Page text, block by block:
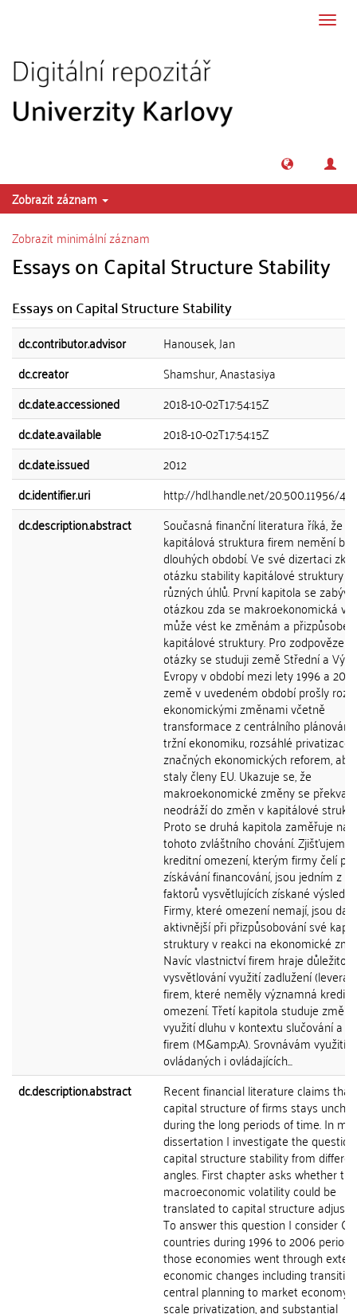
Zobrazit záznam
Zobrazit minimální záznam
Essays on Capital Structure Stability
Essays on Capital Structure Stability
dc.contributor.advisor
Hanousek, Jan
dc.creator
Shamshur, Anastasiya
dc.date.accessioned
2018-10-02T17:54:15Z
dc.date.available
2018-10-02T17:54:15Z
dc.date.issued
2012
dc.identifier.uri
http://hdl.handle.net/20.500.11956/
dc.description.abstract
Současná finanční literatura říká, že se
kapitálová struktura firem nemění
dlouhých období. Ve své dizertaci
otázku stability kapitálové struktury z
různých úhlů. První kapitola se zabývá
otázkou zda se makroekonomická
může vést ke změnám a přizpůsobení
kapitálové struktury. Pro
otázky se studuji země Střední a
Evropy v období mezi lety 1996 a
země v uvedeném období prošly
ekonomickými změnami včetně
transformace z centrálního plánování
tržní ekonomiku, rozsáhlé privatizace
značných ekonomických reforem,
staly členy EU. Ukazuje se, že
makroekonomické změny se
neodráží do změn v kapitálové
Proto se druhá kapitola zaměřuje na
tohoto zvláštního chování. Zjišťujeme,
kreditní omezení, kterým firmy čelí při
získávání financování, jsou jedním z
faktorů vysvětlujících získané výsledky.
Firmy, které omezení nemají, jsou
aktivnější při přizpůsobování své
struktury v reakci na ekonomické
Navíc vlastnictví firem hraje
vysvětlování využití zadlužení
firem, které neměly významná kreditní
omezení. Třetí kapitola studuje
využití dluhu v kontextu slučování a
firem (M&amp;A). Srovnávám využití
ovládaných i ovládajících...
dc.description.abstract
Recent financial literature claims that
capital structure of firms stays
during the long periods of time. In my
dissertation I investigate the
capital structure stability from
angles. First chapter asks whether the
macroeconomic volatility could be
translated to capital structure
To answer this question I consider
countries during 1996 to 2006 period
those economies went through
economic changes including
central planning to market economy,
scale privatization, and substantial